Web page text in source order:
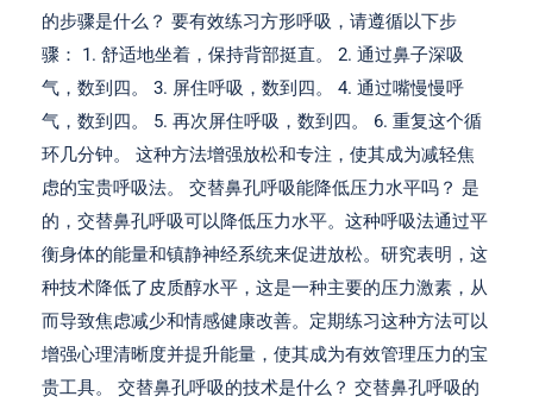
的步骤是什么？ 要有效练习方形呼吸，请遵循以下步
骤： 1. 舒适地坐着，保持背部挺直。 2. 通过鼻子深吸
气，数到四。 3. 屏住呼吸，数到四。 4. 通过嘴慢慢呼
气，数到四。 5. 再次屏住呼吸，数到四。 6. 重复这个循
环几分钟。 这种方法增强放松和专注，使其成为减轻焦
虑的宝贵呼吸法。 交替鼻孔呼吸能降低压力水平吗？ 是
的，交替鼻孔呼吸可以降低压力水平。这种呼吸法通过平
衡身体的能量和镇静神经系统来促进放松。研究表明，这
种技术降低了皮质醇水平，这是一种主要的压力激素，从
而导致焦虑减少和情感健康改善。定期练习这种方法可以
增强心理清晰度并提升能量，使其成为有效管理压力的宝
贵工具。 交替鼻孔呼吸的技术是什么？ 交替鼻孔呼吸的